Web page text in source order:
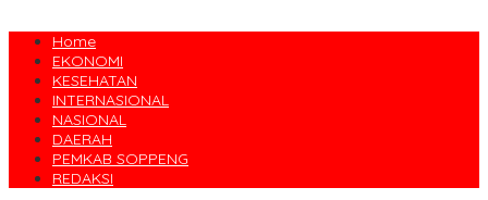
Home
EKONOMI
KESEHATAN
INTERNASIONAL
NASIONAL
DAERAH
PEMKAB SOPPENG
REDAKSI